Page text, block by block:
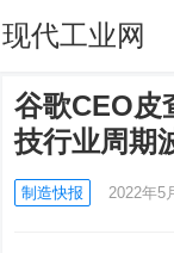
现代工业网
谷歌CEO皮
技行业周期
制造快报 2022年5